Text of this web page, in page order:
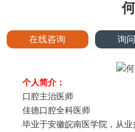
在线咨询 询
个人简介：
口腔主治医师
佳德口腔全科医师
毕业于安徽皖南医学院，从业